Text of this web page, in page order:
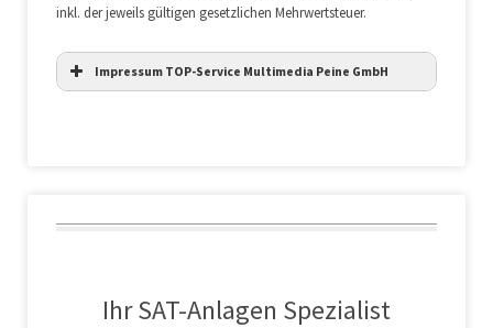
inkl. der jeweils gültigen gesetzlichen Mehrwertsteuer.
Impressum TOP-Service Multimedia Peine GmbH
Ihr SAT-Anlagen Spezialist